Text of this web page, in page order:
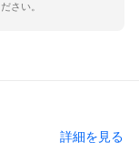
さい。
詳細を見る